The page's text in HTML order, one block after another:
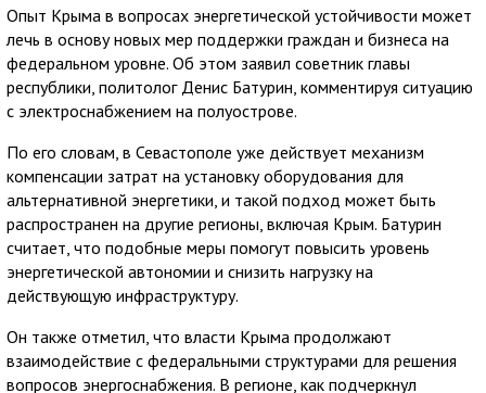
Опыт Крыма в вопросах энергетической устойчивости может
лечь в основу новых мер поддержки граждан и бизнеса на
федеральном уровне. Об этом заявил советник главы
республики, политолог Денис Батурин, комментируя ситуацию
с электроснабжением на полуострове.
По его словам, в Севастополе уже действует механизм
компенсации затрат на установку оборудования для
альтернативной энергетики, и такой подход может быть
распространен на другие регионы, включая Крым. Батурин
считает, что подобные меры помогут повысить уровень
энергетической автономии и снизить нагрузку на
действующую инфраструктуру.
Он также отметил, что власти Крыма продолжают
взаимодействие с федеральными структурами для решения
вопросов энергоснабжения. В регионе, как подчеркнул